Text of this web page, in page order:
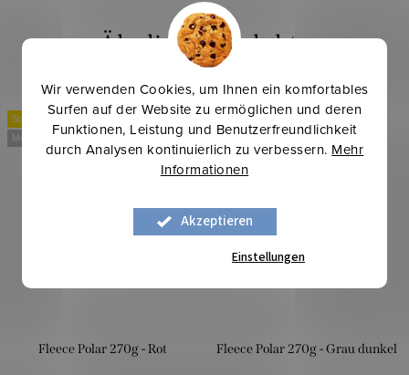
Wir verwenden Cookies, um Ihnen ein komfortables
Surfen auf der Website zu ermöglichen und deren
Funktionen, Leistung und Benutzerfreundlichkeit
durch Analysen kontinuierlich zu verbessern. Mehr
Informationen
Akzeptieren
Einstellungen
Sommerinspirationen
Mehr für weniger
Fleece Polar 270g - Rot
Sommerinspirationen
Mehr für weniger
Fleece Polar 270g - Grau dunkel